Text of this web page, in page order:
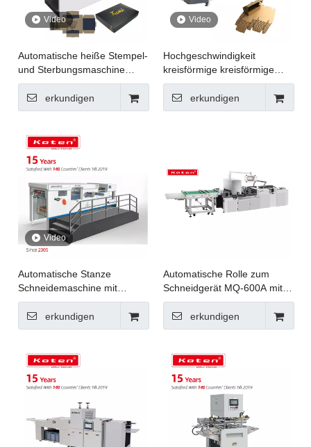
Video
Automatische heiße Stempel-
und Sterbungsmaschine
AEM-1050T
erkundigen
Video
Hochgeschwindigkeit
kreisförmige kreisförmige
Würfelschneidemaschine
erkundigen
Video
Automatische Stanze
Schneidemaschine mit
automatischem Stripmodell
AEM-1080Q
erkundigen
Automatische Rolle zum
Schneidgerät MQ-600A mit
Blechausschneidemaschine
erkundigen